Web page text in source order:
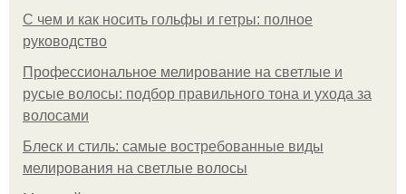
С чем и как носить гольфы и гетры: полное
руководство
Профессиональное мелирование на светлые и
русые волосы: подбор правильного тона и ухода за
волосами
Блеск и стиль: самые востребованные виды
мелирования на светлые волосы